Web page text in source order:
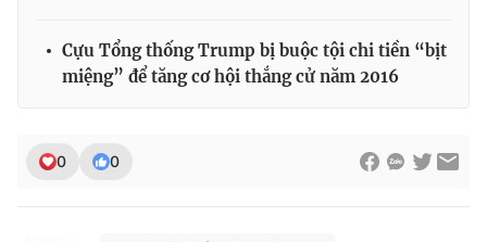
Cựu Tổng thống Trump bị buộc tội chi tiền “bịt
miệng” để tăng cơ hội thắng cử năm 2016
0 0